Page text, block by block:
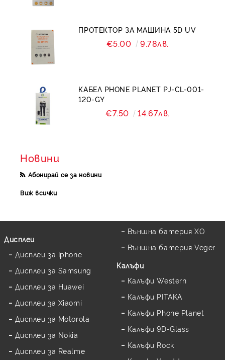
ПРОТЕКТОР ЗА МАШИНА 5D UV
€5.00 9.78лв.
КАБЕЛ PHONE PLANET PJ-CL-001-
120-GY
€7.50 14.67лв.
Новини
Абонирай се за новини
Виж всички
Дисплеи
Дисплеи за Iphone
Дисплеи за Samsung
Дисплеи за Huawei
Дисплеи за Xiaomi
Дисплеи за Motorola
Дисплеи за Nokia
Дисплеи за Realme
Външна батерия XO
Външна батерия Veger
Калъфи
Калъфи Western
Калъфи PITAKA
Калъфи Phone Planet
Калъфи 9D-Glass
Калъфи Rock